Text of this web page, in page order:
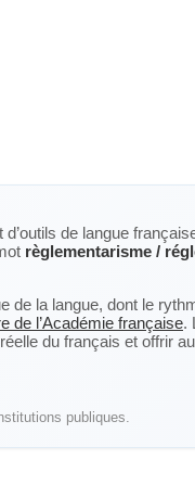
de langue
règlementarisme /
de la langue, dont le
de l’Académie française.
du français et offrir
publiques.